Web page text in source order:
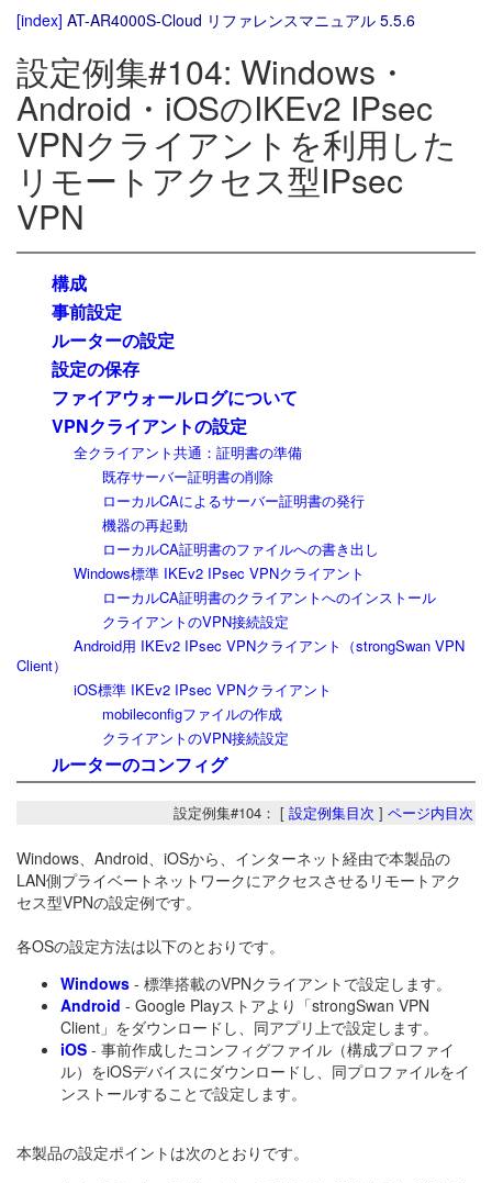
[index] AT-AR4000S-Cloud リファレンスマニュアル 5.5.6
設定例集#104: Windows・
Android・iOSのIKEv2 IPsec
VPNクライアントを利用した
リモートアクセス型IPsec
VPN
構成
事前設定
ルーターの設定
設定の保存
ファイアウォールログについて
VPNクライアントの設定
全クライアント共通：証明書の準備
既存サーバー証明書の削除
ローカルCAによるサーバー証明書の発行
機器の再起動
ローカルCA証明書のファイルへの書き出し
Windows標準 IKEv2 IPsec VPNクライアント
ローカルCA証明書のクライアントへのインストール
クライアントのVPN接続設定
Android用 IKEv2 IPsec VPNクライアント（strongSwan VPN
Client）
iOS標準 IKEv2 IPsec VPNクライアント
mobileconfigファイルの作成
クライアントのVPN接続設定
ルーターのコンフィグ
設定例集#104： [ 設定例集目次 ] ページ内目次
Windows、Android、iOSから、インターネット経由で本製品の
LAN側プライベートネットワークにアクセスさせるリモートアク
セス型VPNの設定例です。
各OSの設定方法は以下のとおりです。
Windows - 標準搭載のVPNクライアントで設定します。
Android - Google Playストアより「strongSwan VPN
Client」をダウンロードし、同アプリ上で設定します。
iOS - 事前作成したコンフィグファイル（構成プロファイ
ル）をiOSデバイスにダウンロードし、同プロファイルをイ
ンストールすることで設定します。
本製品の設定ポイントは次のとおりです。